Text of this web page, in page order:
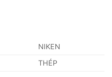
NIKEN
THÉP